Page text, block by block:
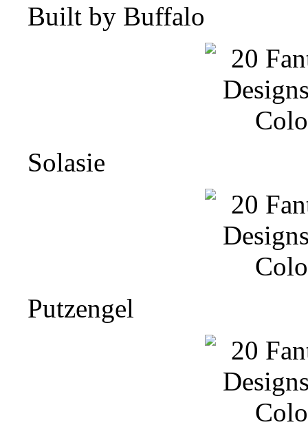
Built by Buffalo
Solasie
Putzengel